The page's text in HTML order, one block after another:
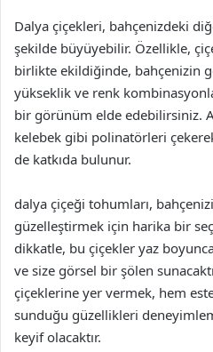
Dalya çiçekleri, bahçenizdeki
şekilde büyüyebilir. Özellikle,
birlikte ekildiğinde, bahçenizin
yükseklik ve renk
bir görünüm elde edebilirsiniz.
kelebek gibi polinatörleri
de katkıda bulunur.
dalya çiçeği tohumları,
güzelleştirmek için harika bir
dikkatle, bu çiçekler yaz
ve size görsel bir şölen
çiçeklerine yer vermek, hem
sunduğu güzellikleri
keyif olacaktır.